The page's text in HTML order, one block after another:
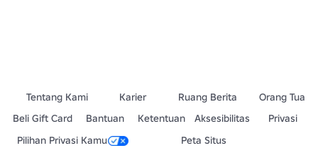
Tentang Kami Karier Ruang Berita
Orang Tua
Beli Gift Card
Bantuan Ketentuan Aksesibilitas
Privasi
Pilihan Privasi Kamu
Peta Situs